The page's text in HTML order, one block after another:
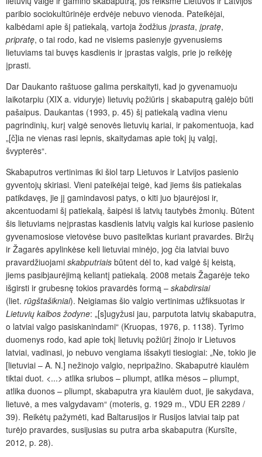
paribio sociokultūrinėje erdvėje nebuvo vienoda. Pateikėjai,
kalbėdami apie šį patiekalą, vartoja žodžius įprasta, įpratę,
pripratę, o tai rodo, kad ne visiems pasienyje gyvenusiems
lietuviams tai buvęs kasdienis ir įprastas valgis, prie jo reikėję
įprasti.
Dar Daukanto raštuose galima perskaityti, kad jo gyvenamuoju
laikotarpiu (XIX a. viduryje) lietuvių požiūris į skabaputrą galėjo būti
pašaipus. Daukantas (1993, p. 45) šį patiekalą vadina vienu
pagrindinių, kurį valgė senovės lietuvių kariai, ir pakomentuoja, kad
„[č]ia ne vienas rasi lepnis, skaitydamas apie tokį jų valgį,
švypterės“.
Skabaputros vertinimas iki šiol tarp Lietuvos ir Latvijos pasienio
gyventojų skiriasi. Vieni pateikėjai teigė, kad jiems šis patiekalas
patikdavęs, jie jį gamindavosi patys, o kiti juo bjaurėjosi ir,
akcentuodami šį patiekalą, šaipėsi iš latvių tautybės žmonių. Būtent
šis lietuviams neįprastas kasdienis latvių valgis kai kuriose pasienio
gyvenamosiose vietovėse buvo pasitelktas kuriant pravardes. Biržų
ir Žagarės apylinkėse keli lietuviai minėjo, jog čia latviai buvo
pravardžiuojami skabputriais būtent dėl to, kad valgė šį keistą,
jiems pasibjaurėjimą keliantį patiekalą. 2008 metais Žagarėje teko
išgirsti ir grubesnę tokios pravardės formą – skabdirsiai
(liet. rūgštašikniai). Neigiamas šio valgio vertinimas užfiksuotas ir
Lietuvių kalbos žodyne: „[s]ugyžusi jau, parputota latvių skabaputra,
o latviai valgo pasiskanindami“ (Kruopas, 1976, p. 1138). Tyrimo
duomenys rodo, kad apie tokį lietuvių požiūrį žinojo ir Lietuvos
latviai, vadinasi, jo nebuvo vengiama išsakyti tiesiogiai: „Ne, tokio jie
[lietuviai – A. N.] nežinojo valgio, nepripažino. Skabaputrė kiaulėm
tiktai duot. <...> atlika sriubos – pliumpt, atlika mėsos – pliumpt,
atlika duonos – pliumpt, skabaputra yra kiaulėm duot, jie sakydava,
lietuvė, a mes valgydavam“ (moteris, g. 1929 m., VDU ER 2289 /
39). Reikėtų pažymėti, kad Baltarusijos ir Rusijos latviai taip pat
turėjo pravardes, susijusias su putra arba skabaputra (Kursīte,
2012, p. 28).